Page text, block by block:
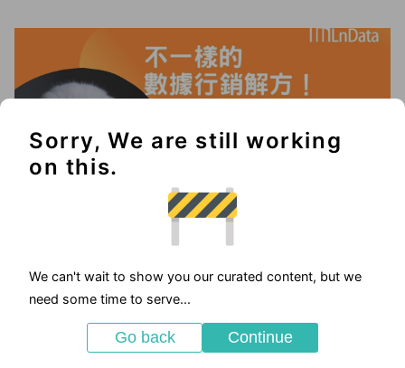
2025-05-23
Sorry, We are still working
on this.
We can't wait to show you our curated content, but we
need some time to serve...
Go back Continue